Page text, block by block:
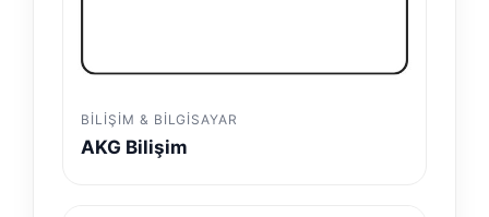
BILIŞIM & BILGISAYAR
AKG Bilişim